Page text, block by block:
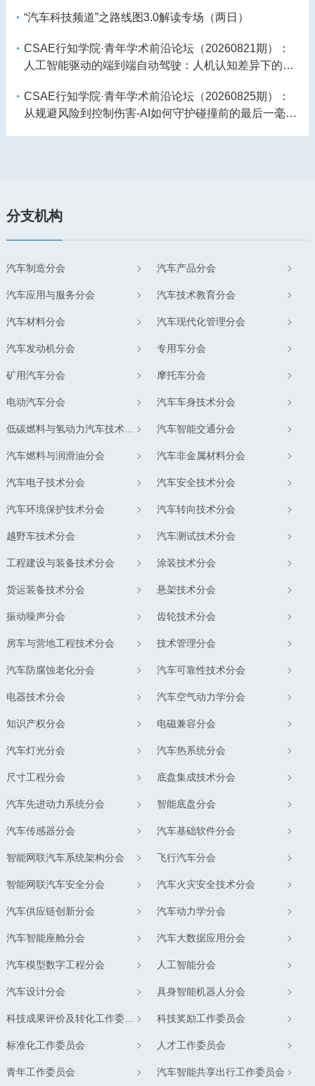
“汽车科技频道”之路线图3.0解读专场（两日）
CSAE行知学院·青年学术前沿论坛（20260821期）：
人工智能驱动的端到端自动驾驶：人机认知差异下的安
CSAE行知学院·青年学术前沿论坛（20260825期）：
从规避风险到控制伤害-AI如何守护碰撞前的最后一毫
分支机构
汽车制造分会 汽车产品分会
汽车应用与服务分会 汽车技术教育分会
汽车材料分会 汽车现代化管理分会
汽车发动机分会 专用车分会
矿用汽车分会 摩托车分会
电动汽车分会 汽车车身技术分会
低碳燃料与氢动力汽车技术分会 汽车智能交通分会
汽车燃料与润滑油分会 汽车非金属材料分会
汽车电子技术分会 汽车安全技术分会
汽车环境保护技术分会 汽车转向技术分会
越野车技术分会 汽车测试技术分会
工程建设与装备技术分会 涂装技术分会
货运装备技术分会 悬架技术分会
振动噪声分会 齿轮技术分会
房车与营地工程技术分会 技术管理分会
汽车防腐蚀老化分会 汽车可靠性技术分会
电器技术分会 汽车空气动力学分会
知识产权分会 电磁兼容分会
汽车灯光分会 汽车热系统分会
尺寸工程分会 底盘集成技术分会
汽车先进动力系统分会 智能底盘分会
汽车传感器分会 汽车基础软件分会
智能网联汽车系统架构分会 飞行汽车分会
智能网联汽车安全分会 汽车火灾安全技术分会
汽车供应链创新分会 汽车动力学分会
汽车智能座舱分会 汽车大数据应用分会
汽车模型数字工程分会 人工智能分会
汽车设计分会 具身智能机器人分会
科技成果评价及转化工作委员会 科技奖励工作委员会
标准化工作委员会 人才工作委员会
青年工作委员会 汽车智能共享出行工作委员会